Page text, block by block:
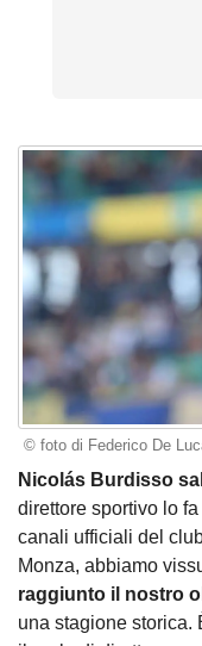
© foto di Federico De
Nicolás Burdisso
direttore sportivo lo
canali ufficiali del
Monza, abbiamo
raggiunto il nostro
una stagione storica.